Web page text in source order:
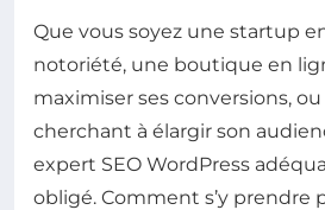
Que vous soyez une startup
notoriété, une boutique en
maximiser ses conversions,
cherchant à élargir son
expert SEO WordPress
obligé. Comment s’y prendre